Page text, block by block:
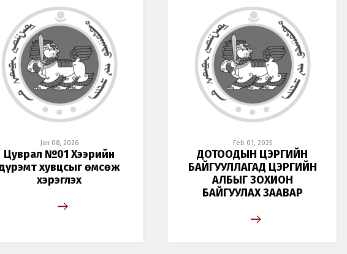
Jan 08, 2026
Цуврал №01 Хээрийн
хувцсыг өмсөж
хэрэглэх
Feb 01, 2025
ДОТООДЫН ЦЭРГИЙН
БАЙГУУЛЛАГАД ЦЭРГИЙН
АЛБЫГ ЗОХИОН
БАЙГУУЛАХ ЗААВАР